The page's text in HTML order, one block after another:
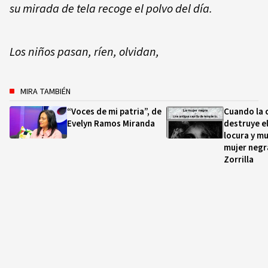
su mirada de tela recoge el polvo del día.
Los niños pasan, ríen, olvidan,
MIRA TAMBIÉN
“Voces de mi patria”, de
Evelyn Ramos Miranda
Cuando la
destruye
locura y
mujer
Zorrilla